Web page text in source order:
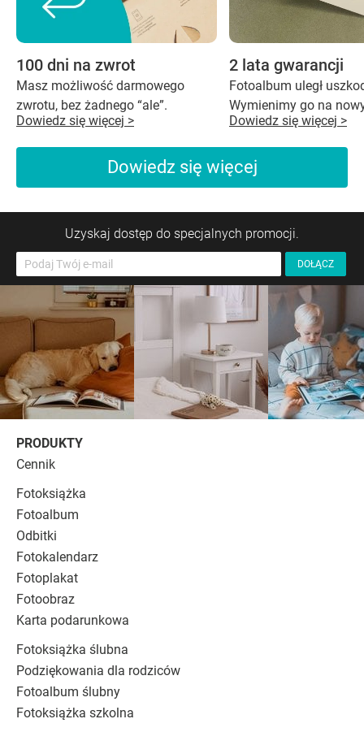
100 dni na zwrot
Masz możliwość darmowego
zwrotu, bez żadnego “ale”.
Dowiedz się więcej >
2 lata gwarancji
Fotoalbum uległ
Wymienimy go na
Dowiedz się więcej >
Dowiedz się więcej
Uzyskaj dostęp do specjalnych promocji.
PRODUKTY
Cennik
Fotoksiążka
Fotoalbum
Odbitki
Fotokalendarz
Fotoplakat
Fotoobraz
Karta podarunkowa
Fotoksiążka ślubna
Podziękowania dla rodziców
Fotoalbum ślubny
Fotoksiążka szkolna